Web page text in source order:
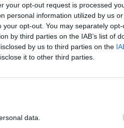
your opt-out request is processed
personal information utilized by us
opt-out. You may separately
by third parties on the IAB’s list of
by us to third parties on the
it to other third parties.
data.